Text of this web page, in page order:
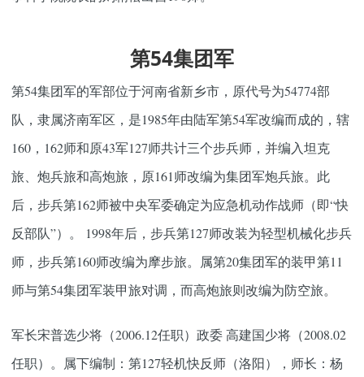
第54集团军
第54集团军的军部位于河南省新乡市，原代号为54774部
队，隶属济南军区，是1985年由陆军第54军改编而成的，辖
160，162师和原43军127师共计三个步兵师，并编入坦克
旅、炮兵旅和高炮旅，原161师改编为集团军炮兵旅。此
后，步兵第162师被中央军委确定为应急机动作战师（即“快
反部队”）。 1998年后，步兵第127师改装为轻型机械化步兵
师，步兵第160师改编为摩步旅。属第20集团军的装甲第11
师与第54集团军装甲旅对调，而高炮旅则改编为防空旅。
军长宋普选少将（2006.12任职）政委 高建国少将（2008.02
任职）。属下编制：第127轻机快反师（洛阳），师长：杨